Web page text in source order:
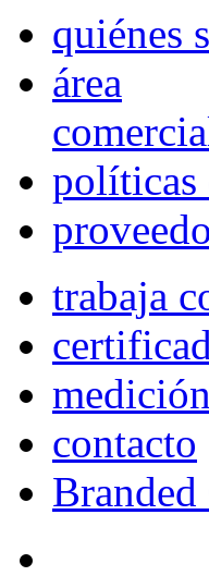
quiénes
área
políticas
trabaja
contacto